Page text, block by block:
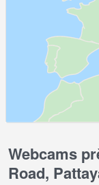
Webcams
Road,